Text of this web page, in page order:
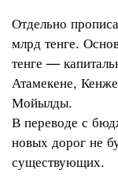
Отдельно
млрд тенге.
тенге —
Атамекене,
Мойылды.
В переводе с
новых дорог не
существующих.